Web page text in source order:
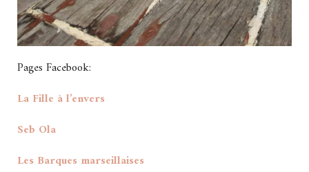
Pages Facebook:
La Fille à l’envers
Seb Ola
Les Barques marseillaises